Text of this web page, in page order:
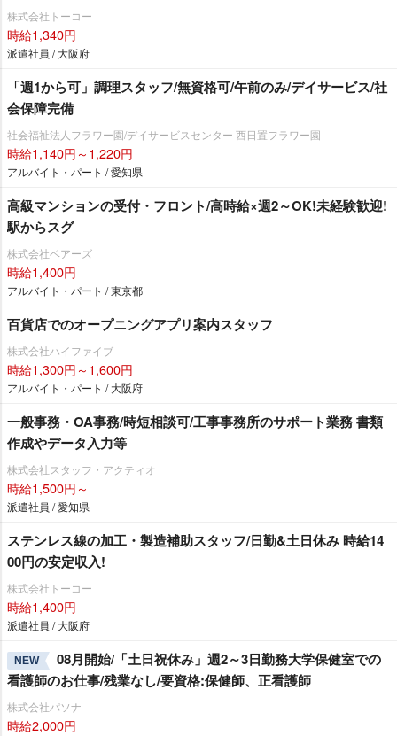
株式会社トーコー
時給1,340円
派遣社員 / 大阪府
「週1から可」調理スタッフ/無資格可/午前のみ/デイサービス/社
会保障完備
社会福祉法人フラワー園/デイサービスセンター 西日置フラワー園
時給1,140円～1,220円
アルバイト・パート / 愛知県
高級マンションの受付・フロント/高時給×週2～OK!未経験歓迎!
駅からスグ
株式会社ベアーズ
時給1,400円
アルバイト・パート / 東京都
百貨店でのオープニングアプリ案内スタッフ
株式会社ハイファイブ
時給1,300円～1,600円
アルバイト・パート / 大阪府
一般事務・OA事務/時短相談可/工事事務所のサポート業務 書類
作成やデータ入力等
株式会社スタッフ・アクティオ
時給1,500円～
派遣社員 / 愛知県
ステンレス線の加工・製造補助スタッフ/日勤&土日休み 時給14
00円の安定収入!
株式会社トーコー
時給1,400円
派遣社員 / 大阪府
NEW
08月開始/「土日祝休み」週2～3日勤務大学保健室での
看護師のお仕事/残業なし/要資格:保健師、正看護師
株式会社パソナ
時給2,000円